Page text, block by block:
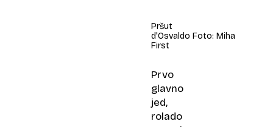
Pršut
d'Osvaldo Foto: Miha
First
Prvo
glavno
jed,
rolado